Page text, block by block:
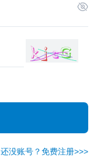
还没账号？免费注册>>>